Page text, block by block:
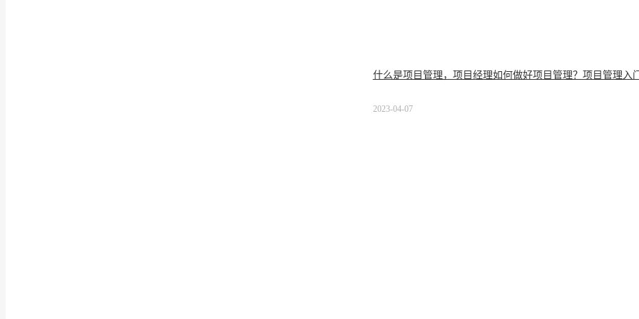
什么是项目管理，项目经理如何做好项目管理？项目管理入
2023-04-07